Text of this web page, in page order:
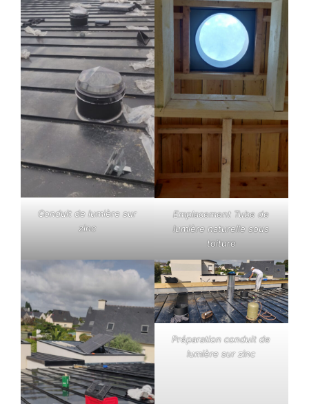
Conduit de lumière sur
zinc
Emplacement Tube de
lumière naturelle sous
toiture
Préparation conduit de
lumière sur zinc